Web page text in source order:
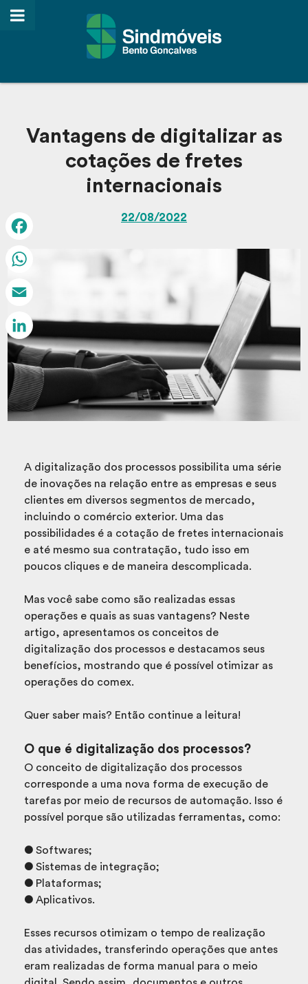
Vantagens de digitalizar as
cotações de fretes
internacionais
22/08/2022
A digitalização dos processos possibilita uma série
de inovações na relação entre as empresas e seus
clientes em diversos segmentos de mercado,
incluindo o comércio exterior. Uma das
possibilidades é a cotação de fretes internacionais
e até mesmo sua contratação, tudo isso em
poucos cliques e de maneira descomplicada.
Mas você sabe como são realizadas essas
operações e quais as suas vantagens? Neste
artigo, apresentamos os conceitos de
digitalização dos processos e destacamos seus
benefícios, mostrando que é possível otimizar as
operações do comex.
Quer saber mais? Então continue a leitura!
O que é digitalização dos processos?
O conceito de digitalização dos processos
corresponde a uma nova forma de execução de
tarefas por meio de recursos de automação. Isso é
possível porque são utilizadas ferramentas, como:
● Softwares;
● Sistemas de integração;
● Plataformas;
● Aplicativos.
Esses recursos otimizam o tempo de realização
das atividades, transferindo operações que antes
eram realizadas de forma manual para o meio
Facebook
Email
LinkedIn